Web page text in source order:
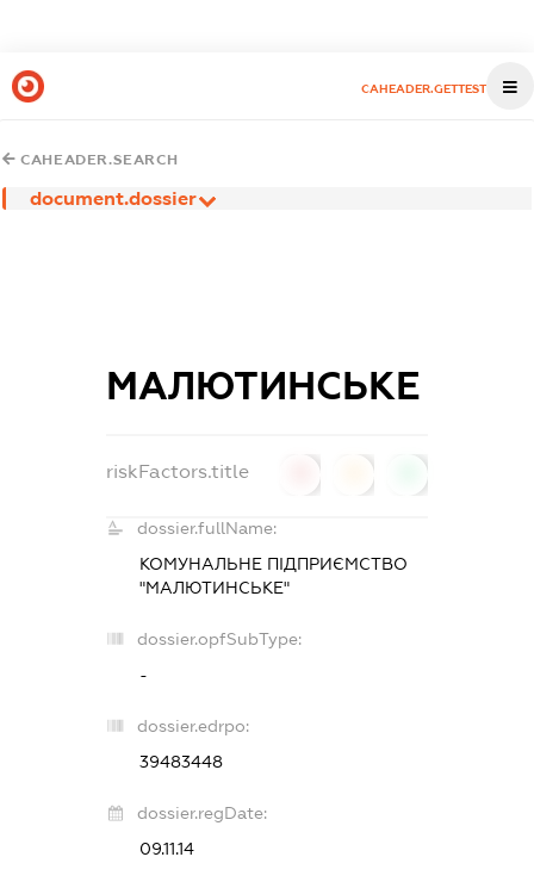
CAHEADER.GETTEST
CAHEADER.SEARCH
document.dossier
МАЛЮТИНСЬКЕ
riskFactors.title
dossier.fullName:
КОМУНАЛЬНЕ ПІДПРИЄМСТВО
"МАЛЮТИНСЬКЕ"
dossier.opfSubType:
-
dossier.edrpo:
39483448
dossier.regDate:
09.11.14